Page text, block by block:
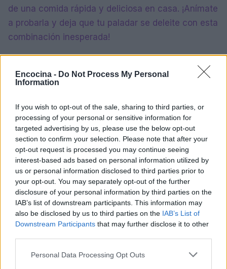
Encocina - Do Not Process My Personal
Information
If you wish to opt-out of the sale, sharing to third parties, or
processing of your personal or sensitive information for
targeted advertising by us, please use the below opt-out
section to confirm your selection. Please note that after your
opt-out request is processed you may continue seeing
interest-based ads based on personal information utilized by
us or personal information disclosed to third parties prior to
your opt-out. You may separately opt-out of the further
disclosure of your personal information by third parties on the
IAB’s list of downstream participants. This information may
also be disclosed by us to third parties on the IAB’s List of
Downstream Participants that may further disclose it to other
Please note that this website/app uses one or more Google
Personal Data Processing Opt Outs
de una comida rápida y deliciosa en casa. ¡Anímate
a probarla y deja que tu paladar se deleite con esta
combinación inesperada!
AUTOR